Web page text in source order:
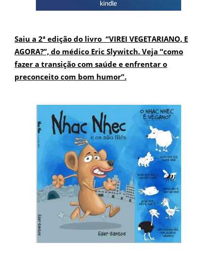
Saiu a 2ª edição do livro “VIREI VEGETARIANO, E
AGORA?”, do médico Eric Slywitch. Veja “como
fazer a transição com saúde e enfrentar o
preconceito com bom humor”.